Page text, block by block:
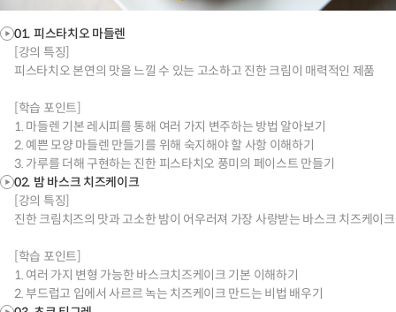
01. 피스타치오 마들렌
[강의 특징]
피스타치오 본연의 맛을 느낄 수 있는 고소하고 진한 크림이 매력적인 제품
[학습 포인트]
1. 마들렌 기본 레시피를 통해 여러 가지 변주하는 방법 알아보기
2. 예쁜 모양 마들렌 만들기를 위해 숙지해야 할 사항 이해하기
3. 가루를 더해 구현하는 진한 피스타치오 풍미의 페이스트 만들기
02. 밤 바스크 치즈케이크
[강의 특징]
진한 크림치즈의 맛과 고소한 밤이 어우러져 가장 사랑받는 바스크 치즈케이크
[학습 포인트]
1. 여러 가지 변형 가능한 바스크치즈케이크 기본 이해하기
2. 부드럽고 입에서 사르르 녹는 치즈케이크 만드는 비법 배우기